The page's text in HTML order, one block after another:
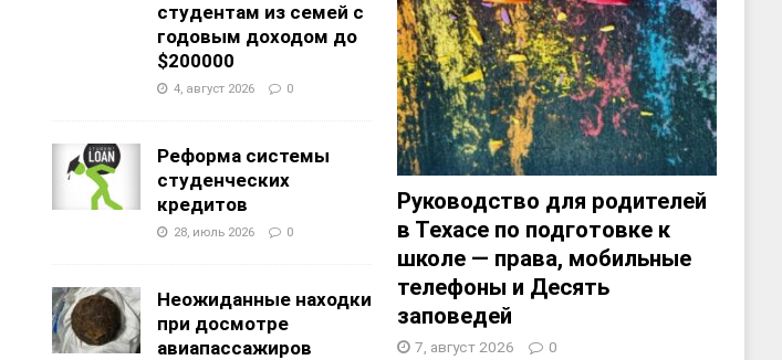
студентам из семей с
годовым доходом до
$200000
4, август 2026 0
Реформа системы
студенческих
кредитов
28, июль 2026 0
Неожиданные находки
при досмотре
авиапассажиров
Руководство для родителей
в Техасе по подготовке к
школе — права, мобильные
телефоны и Десять
заповедей
7, август 2026 0